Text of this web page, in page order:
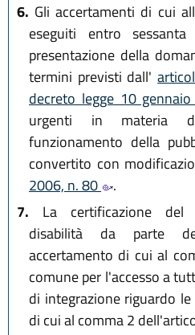
6. Gli accertamenti di cui
eseguiti entro
presentazione della
termini previsti dall'
decreto legge 10
urgenti in materia
funzionamento della
convertito con
2006, n. 80
.
7. La certificazione del
disabilità da parte
accertamento di cui al
comune per l'accesso a
di integrazione riguardo
di cui al comma 2